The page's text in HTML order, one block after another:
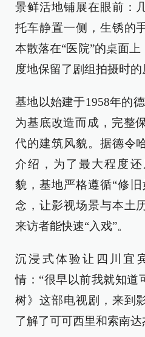
景鲜活地铺展在眼前：
托车静置一侧，生锈的
本散落在“医院”的桌面
度地保留了剧组拍摄时的
基地以始建于1958年的
为基底改造而成，完整
代的建筑风貌。据德令
介绍，为了最大程度
貌，基地严格遵循“修
念，让影视场景与本土
来访者能快速“入戏”。
沉浸式体验让四川宜
情：“很早以前我就知道
树》这部电视剧，来到
了解了可可西里和索南达